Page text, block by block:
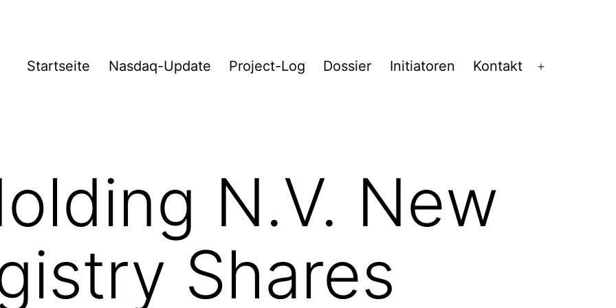
Startseite Nasdaq-Update Project-Log Dossier Initiatoren Kontakt
N.V. New
Shares